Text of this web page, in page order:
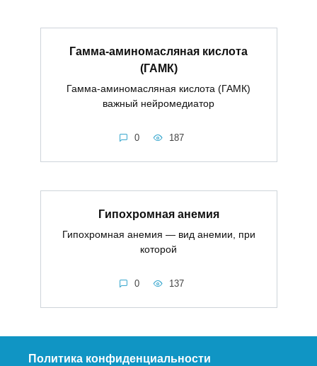
Гамма-аминомасляная кислота
(ГАМК)
Гамма-аминомасляная кислота (ГАМК)
важный нейромедиатор
0 187
Гипохромная анемия
Гипохромная анемия — вид анемии, при
которой
0 137
Политика конфиденциальности